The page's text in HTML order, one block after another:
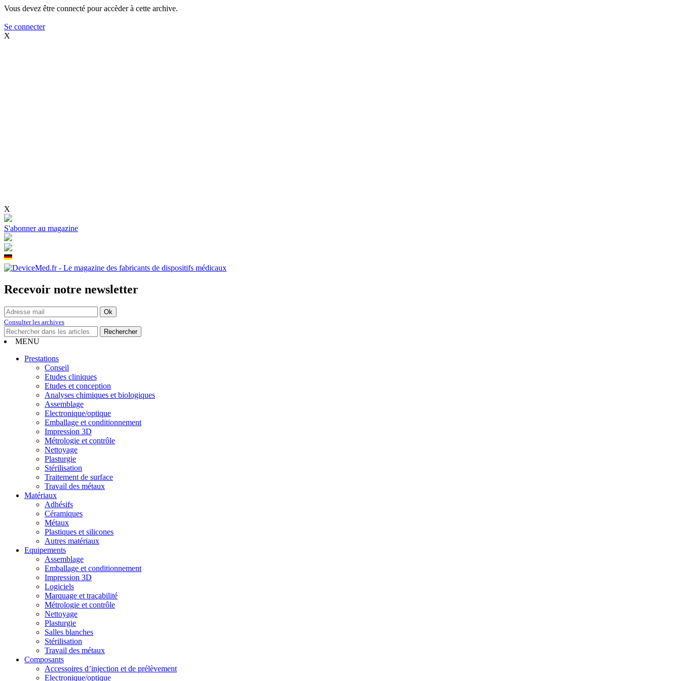
Vous devez être connecté pour accèder à cette archive.
Se connecter
X
X
S'abonner au magazine
Recevoir notre newsletter
Consulter les archives
MENU
Prestations
Conseil
Etudes cliniques
Etudes et conception
Analyses chimiques et biologiques
Assemblage
Electronique/optique
Emballage et conditionnement
Impression 3D
Métrologie et contrôle
Nettoyage
Plasturgie
Stérilisation
Traitement de surface
Travail des métaux
Matériaux
Adhésifs
Céramiques
Métaux
Plastiques et silicones
Autres matériaux
Equipements
Assemblage
Emballage et conditionnement
Impression 3D
Logiciels
Marquage et traçabilité
Métrologie et contrôle
Nettoyage
Plasturgie
Salles blanches
Stérilisation
Travail des métaux
Composants
Accessoires d’injection et de prélèvement
Electronique/optique